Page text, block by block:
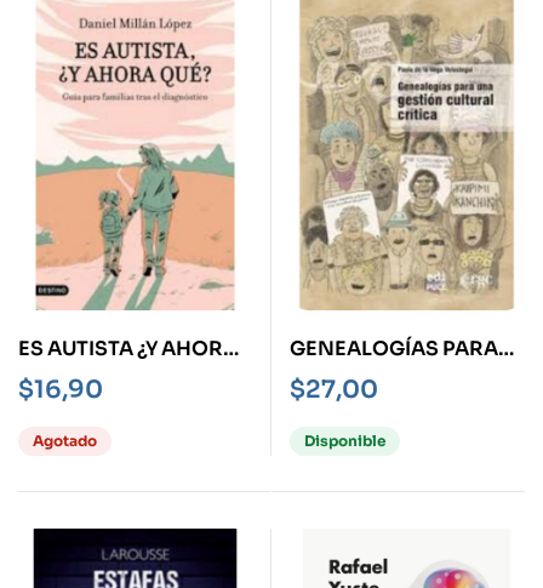
ES AUTISTA ¿Y AHORA
QUÉ?
$16,90
Agotado
GENEALOGÍAS PARA
UNA GESTIÓN
CULTURAL CRÍTICA
$27,00
Disponible